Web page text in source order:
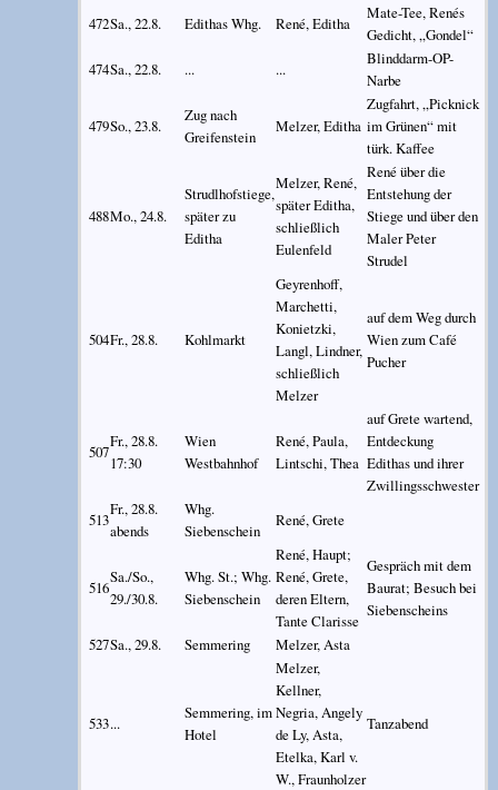
472Sa., 22.8. Edithas Whg. René, Editha
Mate-Tee, Renés
Gedicht, „Gondel“
474Sa., 22.8. ... ...
Blinddarm-OP-
Narbe
479So., 23.8.
Zug nach
Greifenstein
Melzer, Editha
Zugfahrt, „Picknick
im Grünen“ mit
türk. Kaffee
488Mo., 24.8.
Strudlhofstiege,
später zu
Editha
Melzer, René,
später Editha,
schließlich
Eulenfeld
René über die
Entstehung der
Stiege und über den
Maler Peter
Strudel
504Fr., 28.8. Kohlmarkt
Geyrenhoff,
Marchetti,
Konietzki,
Langl, Lindner,
schließlich
Melzer
auf dem Weg durch
Wien zum Café
Pucher
507
Fr., 28.8.
17:30
Wien
Westbahnhof
René, Paula,
Lintschi, Thea
auf Grete wartend,
Entdeckung
Edithas und ihrer
Zwillingsschwester
513
Fr., 28.8.
abends
Whg.
Siebenschein
René, Grete
516
Sa./So.,
29./30.8.
Whg. St.; Whg.
Siebenschein
René, Haupt;
René, Grete,
deren Eltern,
Tante Clarisse
Gespräch mit dem
Baurat; Besuch bei
Siebenscheins
527Sa., 29.8. Semmering Melzer, Asta
533...
Semmering, im
Hotel
Melzer,
Kellner,
Negria, Angely
de Ly, Asta,
Etelka, Karl v.
W., Fraunholzer
Tanzabend